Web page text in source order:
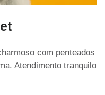
com penteados
Atendimento tranquilo